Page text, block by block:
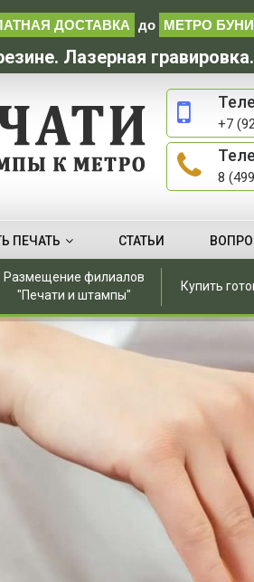
ДОСТАВКА до МЕТРО
Лазерная
+7
8
ПЕЧАТЬ СТАТЬИ
Размещение филиалов
"Печати и штампы"
Купить